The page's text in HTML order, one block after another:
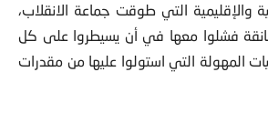
والإقليمية التي طوقت جماعة الانقلاب،
فشلوا معها في أن يسيطروا على كل
المهولة التي استولوا عليها من مقدرات